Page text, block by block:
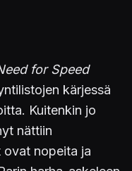
for Speed
kärjessä
Kuitenkin jo
nättiin
ovat nopeita ja